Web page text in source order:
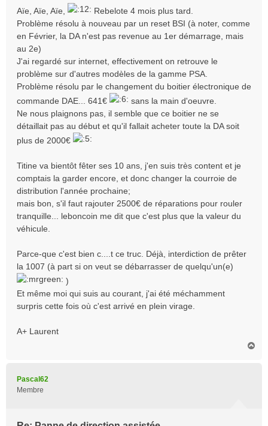
g
e
Aïe, Aïe, Aïe,
Rebelote 4 mois plus tard.
Problème résolu à nouveau par un reset BSI (à noter, comme
en Février, la DA n'est pas revenue au 1er démarrage, mais
au 2e)
J'ai regardé sur internet, effectivement on retrouve le
problème sur d'autres modèles de la gamme PSA.
Problème résolu par le changement du boitier électronique de
commande DAE... 641€
sans la main d'oeuvre.
Ne nous plaignons pas, il semble que ce boitier ne se
détaillait pas au début et qu'il fallait acheter toute la DA soit
plus de 2000€
Titine va bientôt fêter ses 10 ans, j'en suis très content et je
comptais la garder encore, et donc changer la courroie de
distribution l'année prochaine;
mais bon, s'il faut rajouter 2500€ de réparations pour rouler
tranquille... leboncoin me dit que c'est plus que la valeur du
véhicule.
Parce-que c'est bien c....t ce truc. Déjà, interdiction de prêter
la 1007 (à part si on veut se débarrasser de quelqu'un(e)
)
Et même moi qui suis au courant, j'ai été méchamment
surpris cette fois où c'est arrivé en plein virage.
A+ Laurent
Pascal62
Membre